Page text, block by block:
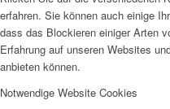
erfahren. Sie können auch einige
dass das Blockieren einiger Arten
Erfahrung auf unseren Websites
anbieten können.
Notwendige Website Cookies